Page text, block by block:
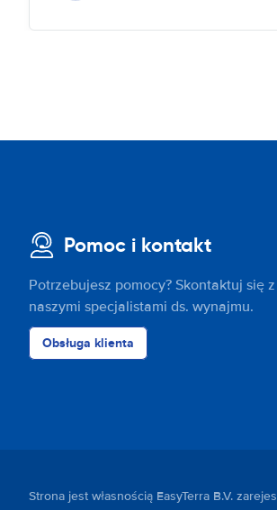
Pomoc i kontakt
Potrzebujesz pomocy? Skontaktuj się z
naszymi specjalistami ds. wynajmu.
Obsługa klienta
Strona jest własnością EasyTerra B.V.